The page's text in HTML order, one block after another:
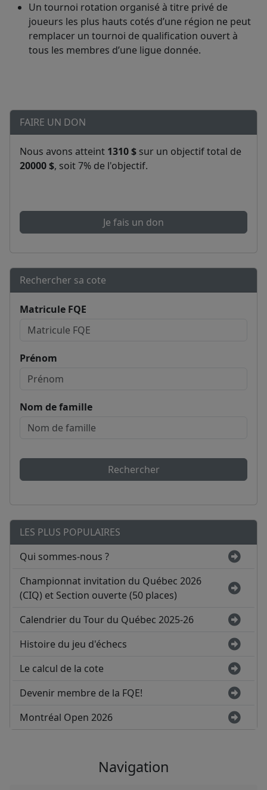
Un tournoi rotation organisé à titre privé de
joueurs les plus hauts cotés d’une région ne peut
remplacer un tournoi de qualification ouvert à
tous les membres d’une ligue donnée.
FAIRE UN DON
Nous avons atteint 1310 $ sur un objectif total de
20000 $, soit 7% de l'objectif.
Je fais un don
Rechercher sa cote
Matricule FQE
Prénom
Nom de famille
Rechercher
LES PLUS POPULAIRES
Qui sommes-nous ?
Championnat invitation du Québec 2026
(CIQ) et Section ouverte (50 places)
Calendrier du Tour du Québec 2025-26
Histoire du jeu d'échecs
Le calcul de la cote
Devenir membre de la FQE!
Montréal Open 2026
Navigation